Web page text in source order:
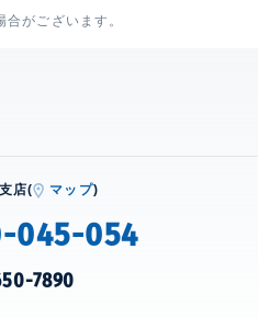
がございます。
店( マップ)
045-054
7890